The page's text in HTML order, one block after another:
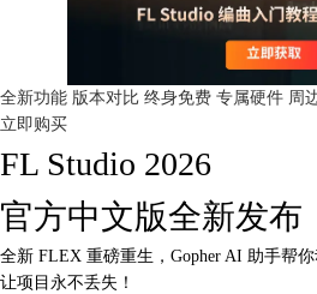
全新功能 版本对比 终身免费 专属硬件 周
立即购买
FL Studio 2026
官方中文版全新发布
全新 FLEX 重磅重生，Gopher AI 助手帮
让项目永不丢失！